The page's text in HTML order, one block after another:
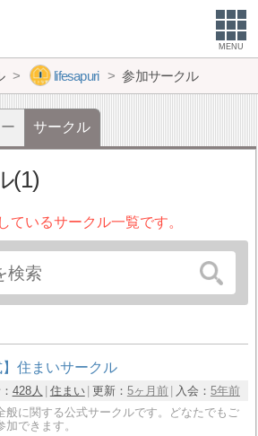
MENU
lifesapuri 参加サークル
サークル
(1)
ているサークル一覧です。
】住まいサークル
428人 住まい 更新： 5ヶ月前 入会： 5年前
般に関する公式サークルです。どなたでもご
加できます。